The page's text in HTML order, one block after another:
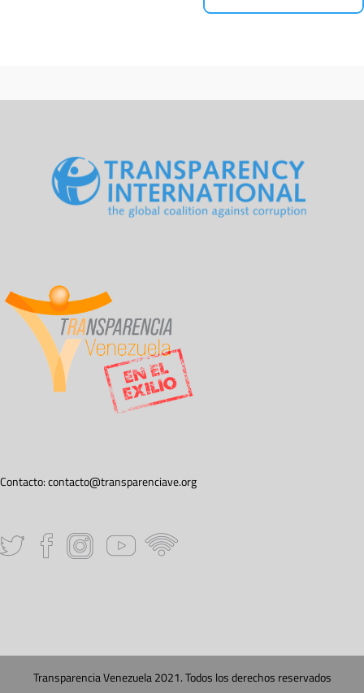
Contacto:contacto@transparenciave.org
Transparencia Venezuela 2021. Todos los derechos reservados